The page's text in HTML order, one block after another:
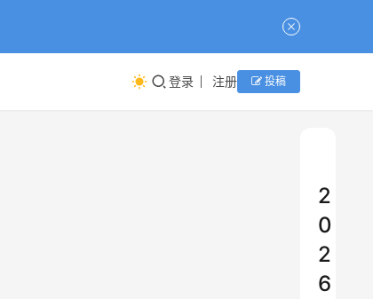
登录 注册 投稿
2
0
2
6